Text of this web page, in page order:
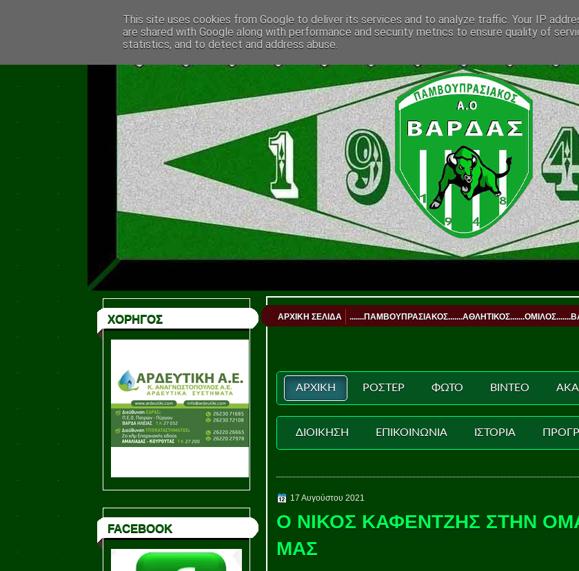
ΧΟΡΗΓΟΣ
FACEBOOK
ΑΡΧΙΚΗ ΣΕΛΙΔΑ
ΑΡΧΙΚΗ ΡΟΣΤΕΡ ΦΩΤΟ ΒΙΝΤΕΟ
ΔΙΟΙΚΗΣΗ ΕΠΙΚΟΙΝΩΝΙΑ ΙΣΤΟΡΙΑ
17 Αυγούστου 2021
Ο ΝΙΚΟΣ ΚΑΦΕΝΤΖΗΣ ΣΤΗΝ
ΜΑΣ
This site uses cookies from Google to deliver its services and to analyze traffic. Your IP
are shared with Google along with performance and security metrics to ensure quality of
statistics, and to detect and address abuse.